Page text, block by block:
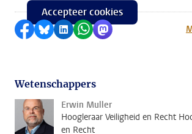
Accepteer cookies
Delen op Facebook
Delen via Bluesky
Delen op LinkedIn
Delen via WhatsApp
Delen via
Wetenschappers
Erwin Muller
Hoogleraar Veiligheid en Recht
en Recht